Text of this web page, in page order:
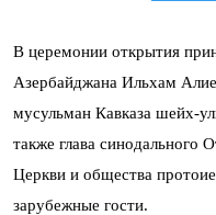
В церемонии открытия
Азербайджана Ильхам
мусульман Кавказа шейх-
также глава синодального
Церкви и общества
зарубежные гости.